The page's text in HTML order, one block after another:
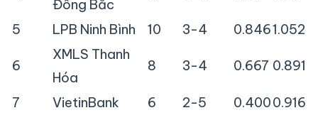
Đông Bắc
5 LPB Ninh Bình 10 3-4 0.8461.052
6
XMLS Thanh
Hóa
8 3-4 0.667 0.891
7 VietinBank 6 2-5 0.4000.916